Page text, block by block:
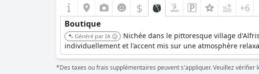
$ +6
Boutique
Généré par IA
Nichée dans le pittoresque village
individuellement et l'accent mis sur une atmosphère
*Des taxes ou frais supplémentaires peuvent s'appliquer. Veuillez